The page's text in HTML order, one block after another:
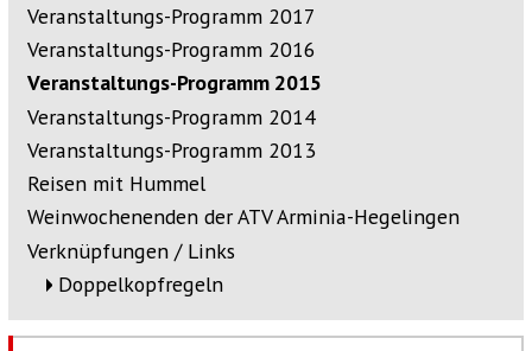
Veranstaltungs-Programm 2017
Veranstaltungs-Programm 2016
Veranstaltungs-Programm 2015
Veranstaltungs-Programm 2014
Veranstaltungs-Programm 2013
Reisen mit Hummel
Weinwochenenden der ATV Arminia-Hegelingen
Verknüpfungen / Links
Doppelkopfregeln